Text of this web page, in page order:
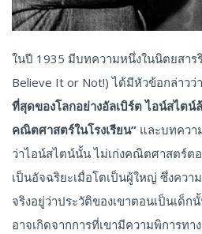
ในปี 1935 มีบทความหนึ่งในนิตยสาร
Believe It or Not!) ได้มีหัวข้อกล่าวว่า
ที่สุดของโลกอย่างอัลเบิร์ต ไอน์สไตน์
คณิตศาสตร์ในโรงเรียน” และบทควา
ว่าไอน์สไตน์นั้น ไม่เก่งคณิตศาสตร์ต
เป็นอัจฉริยะเมื่อโตเป็นผู้ใหญ่ ซึ่งควา
จริงอยู่ว่าประวัติของเขาตอนเป็นเด็ก
อาจเกิดจากการที่เขามีความพิการทา